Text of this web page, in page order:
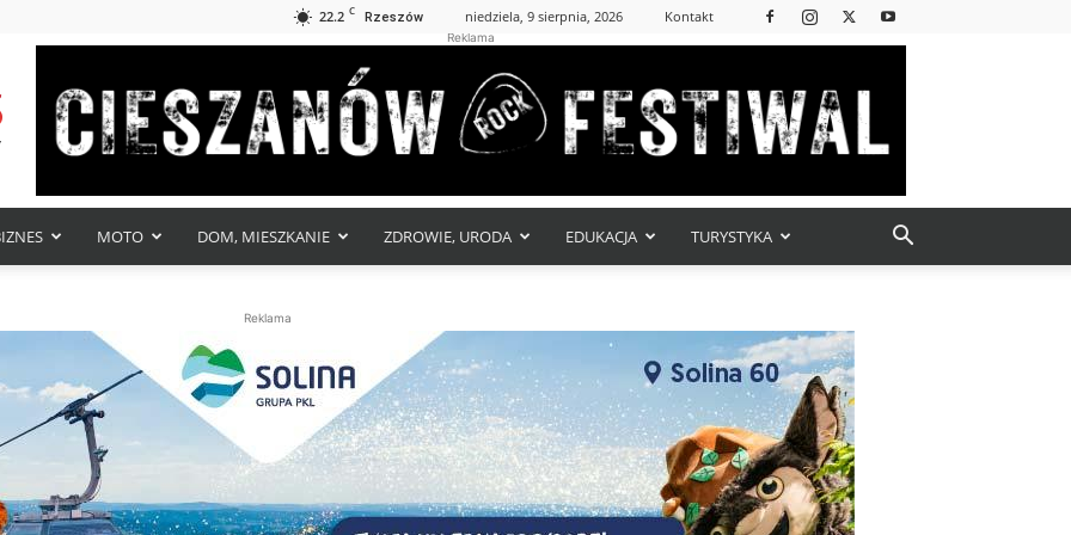
22.2 C Rzeszów niedziela, 9 sierpnia, 2026 Kontakt
Reklama
MOTO DOM, MIESZKANIE ZDROWIE, URODA EDUKACJA TURYSTYKA
Reklama